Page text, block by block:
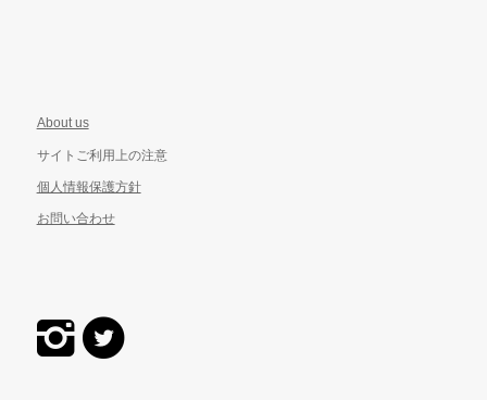
About us
サイトご利用上の注意
個人情報保護方針
お問い合わせ